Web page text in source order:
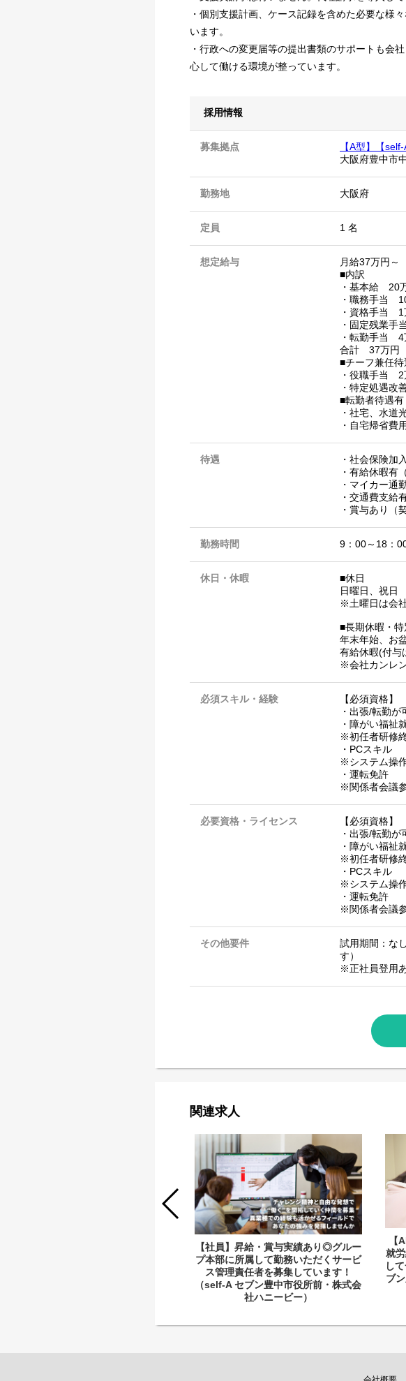
・個別支援計画、ケース記録を含めた必要な様
います。
・行政への変更届等の提出書類のサポートも会
心して働ける環境が整っています。
採用情報
募集拠点
【A型】【
大阪府豊中市
勤務地 大阪府
定員 1 名
想定給与
月給37万円～
■内訳
・基本給 20
・職務手当
・資格手当 1
・固定残業
・転勤手当 4
合計 37万円
■チーフ兼任待
・役職手当 2
・特定処遇
■転勤者待遇有
・社宅、水道
・自宅帰省費
待遇
・社会保険加
・有給休暇有
・マイカー通
・交通費支給
・賞与あり（
勤務時間 9：00～18：
休日・休暇
■休日
日曜日、祝日
※土曜日は会
■長期休暇・特
年末年始、お
有給休暇(付与
※会社カンレ
必須スキル・経験
【必須資格】
・出張/転勤が
・障がい福祉
※初任者研修
・PCスキル
※システム操
・運転免許
※関係者会議
必要資格・ライセンス
【必須資格】
・出張/転勤が
・障がい福祉
※初任者研修
・PCスキル
※システム操
・運転免許
※関係者会議
その他要件
試用期間：な
す）
※正社員登用
関連求人
【社員】昇給・賞与実績あり◎グルー
プ本部に所属して勤務いただくサービ
ス管理責任者を募集しています！
（self-A セブン豊中市役所前・株式会
社ハニービー）
【
就
し
ブ